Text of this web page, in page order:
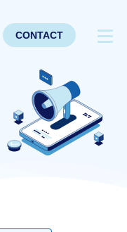
CONTACT